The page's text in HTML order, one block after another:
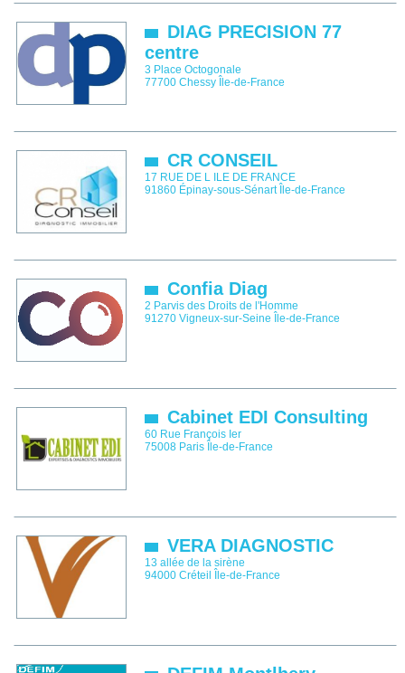
DIAG PRECISION 77
centre
3 Place Octogonale
77700 Chessy Île-de-France
CR CONSEIL
17 RUE DE L ILE DE FRANCE
91860 Épinay-sous-Sénart Île-de-France
Confia Diag
2 Parvis des Droits de l'Homme
91270 Vigneux-sur-Seine Île-de-France
Cabinet EDI Consulting
60 Rue François Ier
75008 Paris Île-de-France
VERA DIAGNOSTIC
13 allée de la sirène
94000 Créteil Île-de-France